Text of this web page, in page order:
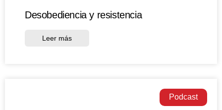
Desobediencia y resistencia
Leer más
Podcast